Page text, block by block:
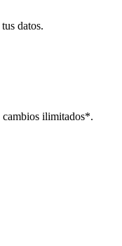
datos.
cambios ilimitados*.